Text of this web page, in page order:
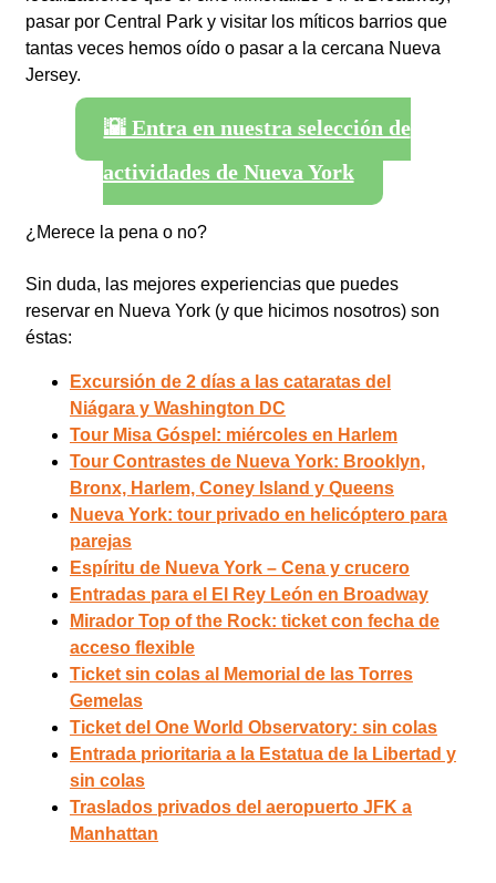
pasar por Central Park y visitar los míticos barrios que
tantas veces hemos oído o pasar a la cercana Nueva
Jersey.
🌇 Entra en nuestra selección de
actividades de Nueva York
¿Merece la pena o no?
Sin duda, las mejores experiencias que puedes
reservar en Nueva York (y que hicimos nosotros) son
éstas:
Excursión de 2 días a las cataratas del
Niágara y Washington DC
Tour Misa Góspel: miércoles en Harlem
Tour Contrastes de Nueva York: Brooklyn,
Bronx, Harlem, Coney Island y Queens
Nueva York: tour privado en helicóptero para
parejas
Espíritu de Nueva York – Cena y crucero
Entradas para el El Rey León en Broadway
Mirador Top of the Rock: ticket con fecha de
acceso flexible
Ticket sin colas al Memorial de las Torres
Gemelas
Ticket del One World Observatory: sin colas
Entrada prioritaria a la Estatua de la Libertad y
sin colas
Traslados privados del aeropuerto JFK a
Manhattan